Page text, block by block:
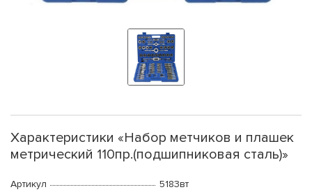
Характеристики «Набор метчиков и плашек
метрический 110пр.(подшипниковая сталь)»
Артикул
5183вт